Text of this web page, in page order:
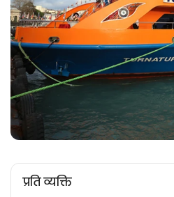
प्रति व्यक्ति